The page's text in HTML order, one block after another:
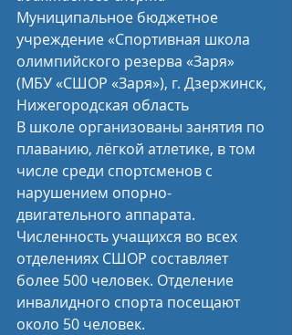
Муниципальное бюджетное
учреждение «Спортивная школа
олимпийского резерва «Заря»
(МБУ «СШОР «Заря»), г. Дзержинск,
Нижегородская область
В школе организованы занятия по
плаванию, лёгкой атлетике, в том
числе среди спортсменов с
нарушением опорно-
двигательного аппарата.
Численность учащихся во всех
отделениях СШОР составляет
более 500 человек. Отделение
инвалидного спорта посещают
около 50 человек.